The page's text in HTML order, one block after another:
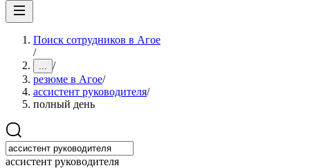
Поиск сотрудников в Агое
/
... /
резюме в Агое/
ассистент руководителя/
полный день
ассистент руководителя